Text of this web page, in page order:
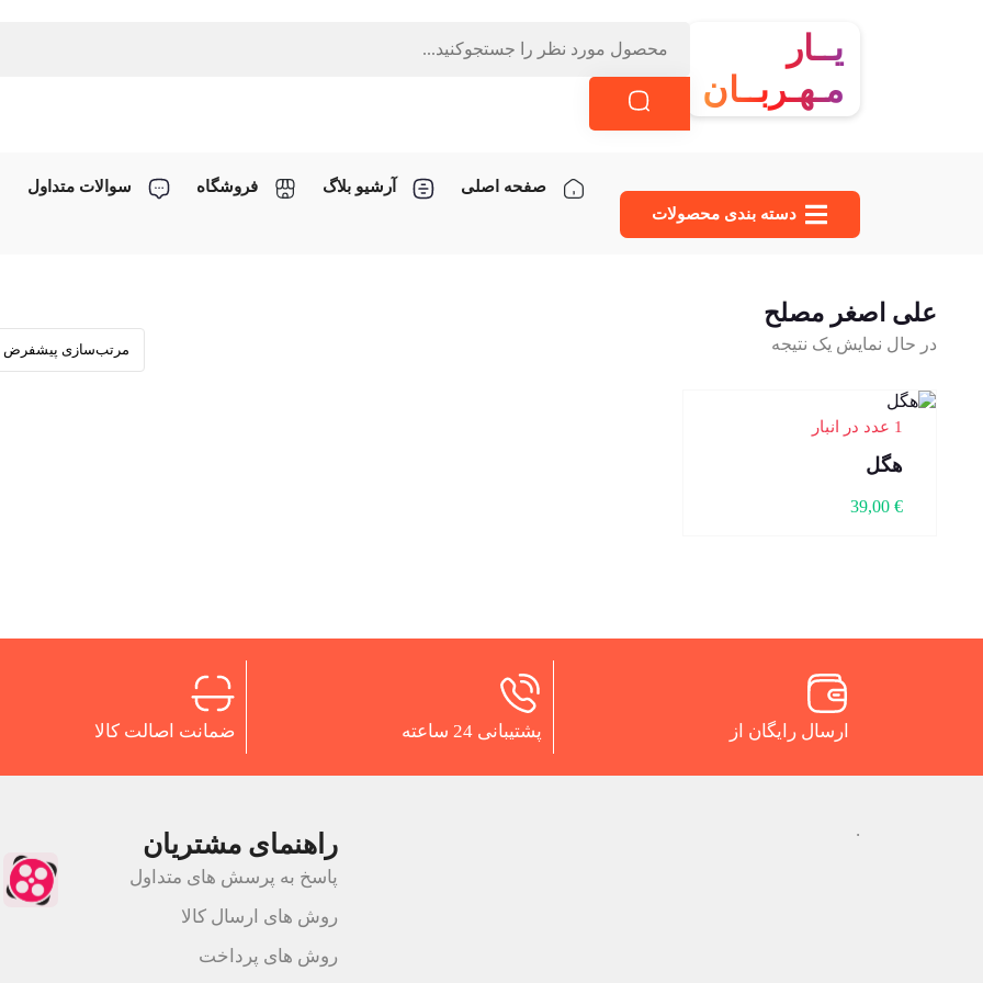
یــار
مـهـربــان
دسته‌ بندی محصولات
صفحه اصلی آرشیو بلاگ فروشگاه سوالات متداول
علی اصغر مصلح
در حال نمایش یک نتیجه
1 عدد در انبار
هگل
39,00 €
ارسال رایگان از پشتیبانی 24 ساعته ضمانت اصالت کالا
. راهنمای مشتریان
پاسخ به پرسش های متداول
روش های ارسال کالا
روش های پرداخت